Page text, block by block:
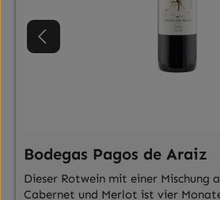
Bodegas Pagos de Araiz
Dieser Rotwein mit einer Mischung
Cabernet und Merlot ist vier